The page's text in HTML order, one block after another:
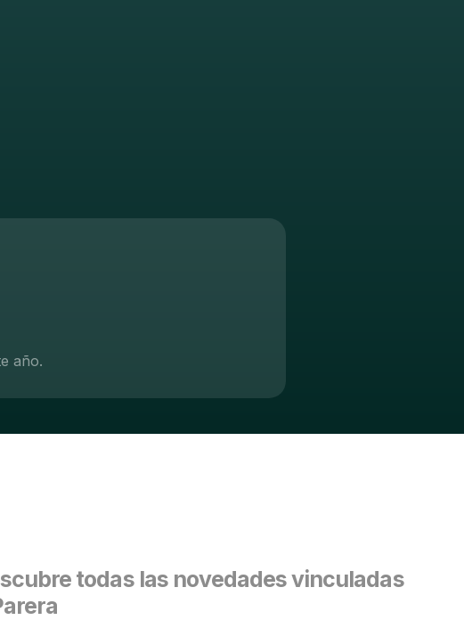
año.
todas las novedades vinculadas